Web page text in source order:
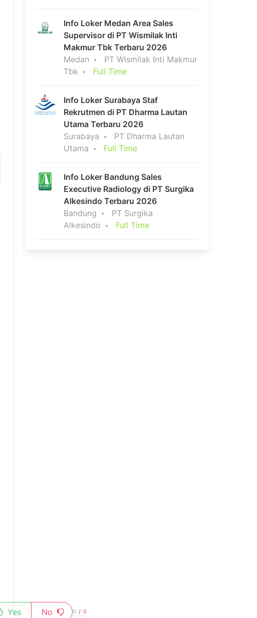
Yes No 0 / 0
Info Loker Medan Area Sales
Supervisor di PT Wismilak Inti
Makmur Tbk Terbaru 2026
Medan
PT Wismilak Inti Makmur
Tbk
Full Time
Info Loker Surabaya Staf
Rekrutmen di PT Dharma Lautan
Utama Terbaru 2026
Surabaya
PT Dharma Lautan
Utama
Full Time
Info Loker Bandung Sales
Executive Radiology di PT Surgika
Alkesindo Terbaru 2026
Bandung
PT Surgika
Alkesindo
Full Time